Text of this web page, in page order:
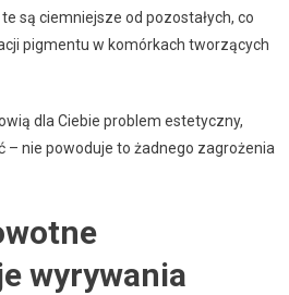
są ciemniejsze od pozostałych, co
pigmentu w komórkach tworzących
dla Ciebie problem estetyczny,
– nie powoduje to żadnego zagrożenia
wyrywania